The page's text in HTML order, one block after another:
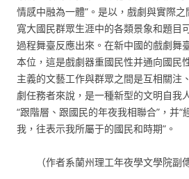
情感中融為一體”。是以，戲劇與實際之
寬大國民群眾生涯中的各類景象和題目
過程舞臺反應出來。在新中國的戲劇舞
本位，這是戲劇器重國民性并通向國民
主義的文藝工作與群眾之間是互相關注
劇任務者來說，是一種新型的文明自我
“跟階層、跟國民的年夜我相聯合”，并
我，往表示我所屬于的國民和時期”。
（作者系蘭州理工年夜學文學院副